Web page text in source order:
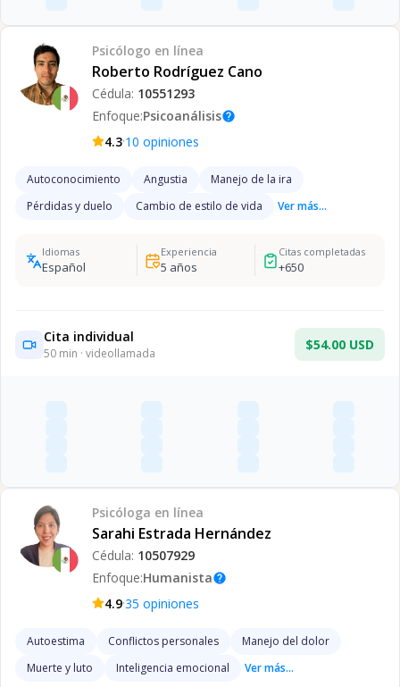
Psicólogo en línea
Roberto Rodríguez Cano
Cédula: 10551293
Enfoque:Psicoanálisishelp
4.3·10 opiniones
Autoconocimiento Angustia
Manejo de la ira
Pérdidas y duelo
Cambio de estilo de vida Ver más...
Idiomas
Español
Experiencia
5 años
Citas completadas
+650
Cita individual
50 min · videollamada
$54.00 USD
Psicóloga en línea
Sarahi Estrada Hernández
Cédula: 10507929
Enfoque:Humanistahelp
4.9·35 opiniones
Autoestima Conflictos personales
Manejo del dolor
Muerte y luto
Inteligencia emocional Ver más...